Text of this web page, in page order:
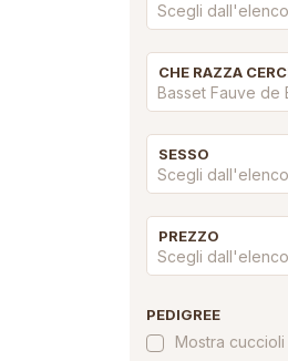
Scegli
CHE RAZZA
Basset Fauve de
SESSO
Scegli
PREZZO
Scegli
PEDIGREE
Mostra